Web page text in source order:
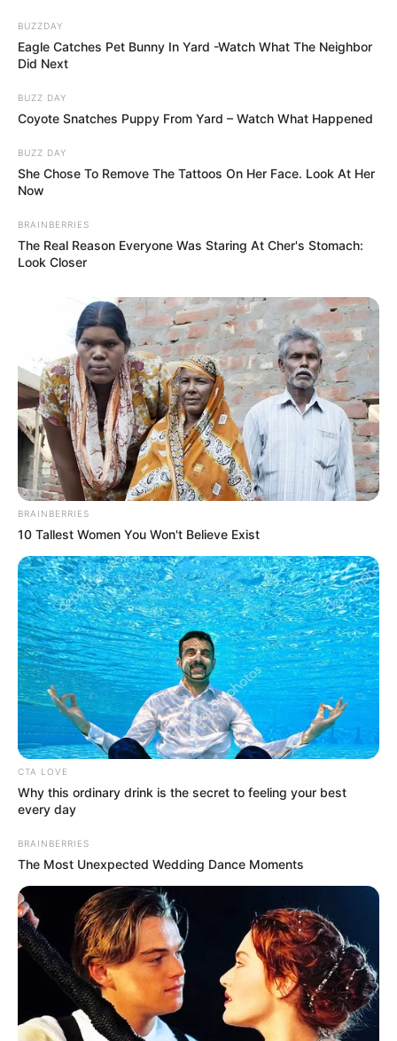
BUZZDAY
Eagle Catches Pet Bunny In Yard -Watch What The Neighbor
Did Next
BUZZ DAY
Coyote Snatches Puppy From Yard – Watch What Happened
BUZZ DAY
She Chose To Remove The Tattoos On Her Face. Look At Her
Now
BRAINBERRIES
The Real Reason Everyone Was Staring At Cher's Stomach:
Look Closer
BRAINBERRIES
10 Tallest Women You Won't Believe Exist
CTA LOVE
Why this ordinary drink is the secret to feeling your best
every day
BRAINBERRIES
The Most Unexpected Wedding Dance Moments